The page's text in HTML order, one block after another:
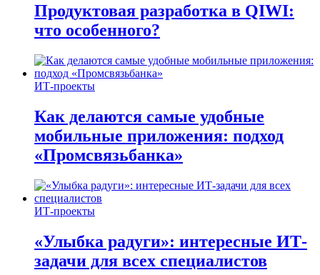
Продуктовая разработка в QIWI:
что особенного?
ИТ-проекты
Как делаются самые удобные
мобильные приложения: подход
«Промсвязьбанка»
ИТ-проекты
«Улыбка радуги»: интересные ИТ-
задачи для всех специалистов